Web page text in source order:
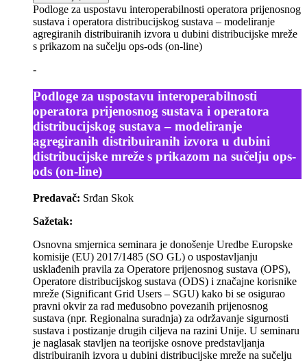
Podloge za uspostavu interoperabilnosti operatora prijenosnog
sustava i operatora distribucijskog sustava – modeliranje
agregiranih distribuiranih izvora u dubini distribucijske mreže
s prikazom na sučelju ops-ods (on-line)
-
Podloge za uspostavu interoperabilnosti
operatora prijenosnog sustava i operatora
distribucijskog sustava – modeliranje
agregiranih distribuiranih izvora u dubini
distribucijske mreže s prikazom na sučelju ops-
ods (on-line)
Predavač: Srđan Skok
Sažetak:
Osnovna smjernica seminara je donošenje Uredbe Europske
komisije (EU) 2017/1485 (SO GL) o uspostavljanju
usklađenih pravila za Operatore prijenosnog sustava (OPS),
Operatore distribucijskog sustava (ODS) i značajne korisnike
mreže (Significant Grid Users – SGU) kako bi se osigurao
pravni okvir za rad međusobno povezanih prijenosnog
sustava (npr. Regionalna suradnja) za održavanje sigurnosti
sustava i postizanje drugih ciljeva na razini Unije. U seminaru
je naglasak stavljen na teorijske osnove predstavljanja
distribuiranih izvora u dubini distribucijske mreže na sučelju